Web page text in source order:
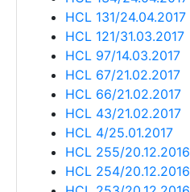
HCL 131/24.04.2017
HCL 121/31.03.2017
HCL 97/14.03.2017
HCL 67/21.02.2017
HCL 66/21.02.2017
HCL 43/21.02.2017
HCL 4/25.01.2017
HCL 255/20.12.2016
HCL 254/20.12.2016